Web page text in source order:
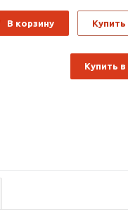
В корзину Купить
Купить